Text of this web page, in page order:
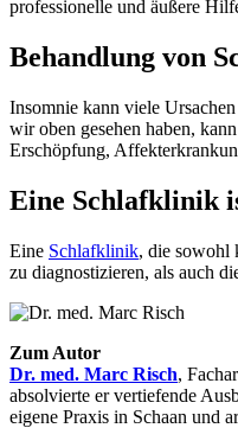
professionelle und äußere
Behandlung von
Insomnie kann viele
wir oben gesehen haben,
Erschöpfung,
Eine Schlafklinik
Eine Schlafklinik, die sowohl
zu diagnostizieren, als auch
Zum Autor
Dr. med. Marc Risch,
absolvierte er vertiefende
eigene Praxis in Schaan und